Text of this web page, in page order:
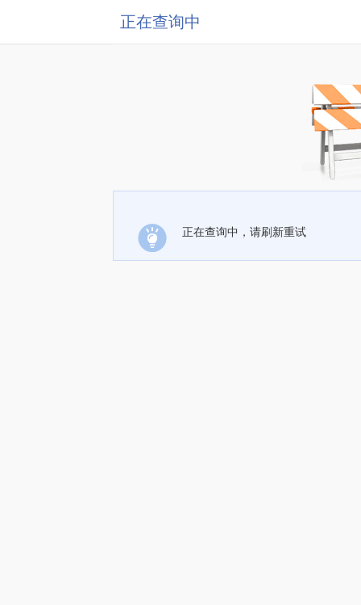
正在查询中
正在查询中，请刷新重试